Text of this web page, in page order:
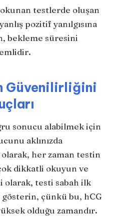
testlerde oluşan
pozitif yanılgısına
bekleme süresini
Güvenilirliğini
sonucu alabilmek için
aklınızda
her zaman testin
dikkatli okuyun ve
olarak, testi sabah ilk
gösterin, çünkü bu, hCG
olduğu zamandır.